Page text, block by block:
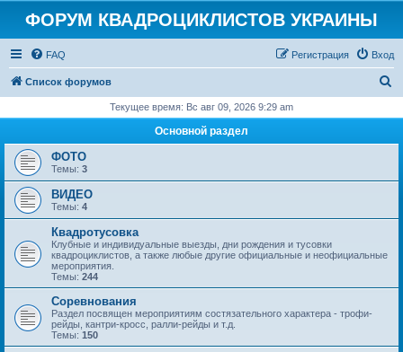
ФОРУМ КВАДРОЦИКЛИСТОВ УКРАИНЫ
FAQ Вход
Регистрация
Список форумов
с
Текущее время: Вс авг 09, 2026 9:29 am
Основной раздел
ФОТО
Темы: 3
ВИДЕО
Темы: 4
Квадротусовка
Клубные и индивидуальные выезды, дни рождения и тусовки
квадроциклистов, а также любые другие официальные и неофициальные
мероприятия.
Темы: 244
Соревнования
Раздел посвящен мероприятиям состязательного характера - трофи-
рейды, кантри-кросс, ралли-рейды и т.д.
Темы: 150